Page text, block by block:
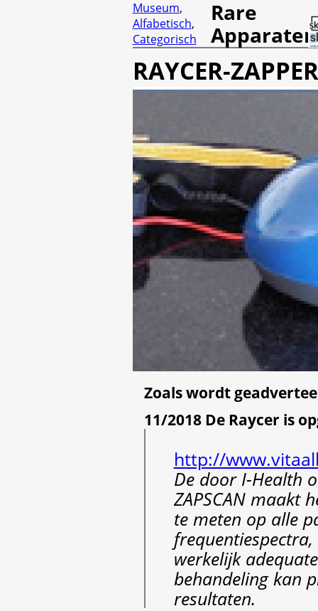
Museum,
Alfabetisch,
Categorisch
Rare
Apparaten
RAYCER-ZAPPER
Zoals wordt
11/2018 De Raycer is
http://
De door I-Health
ZAPSCAN maakt
te meten op alle
werkelijk
behandeling kan
resultaten.